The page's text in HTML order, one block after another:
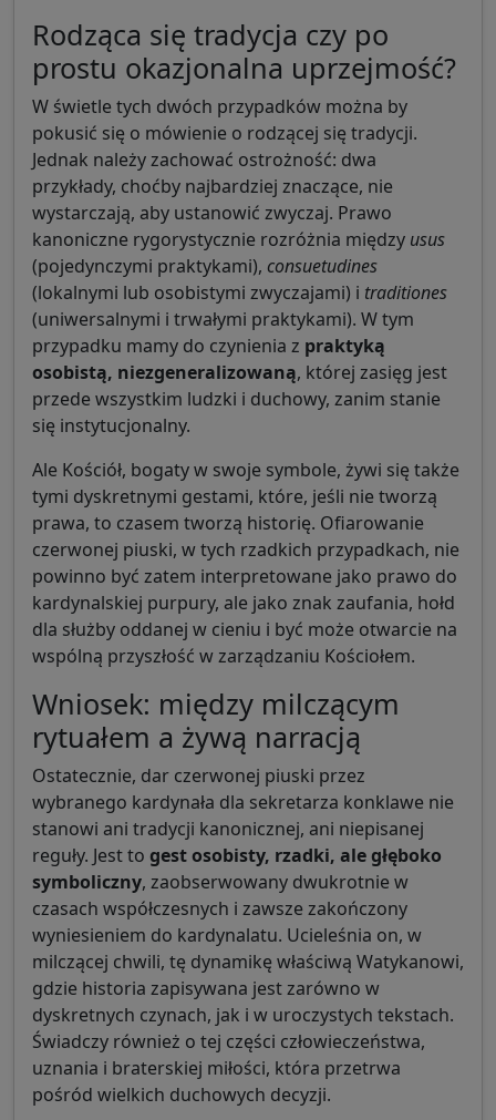
Rodząca się tradycja czy po
prostu okazjonalna uprzejmość?
W świetle tych dwóch przypadków można by
pokusić się o mówienie o rodzącej się tradycji.
Jednak należy zachować ostrożność: dwa
przykłady, choćby najbardziej znaczące, nie
wystarczają, aby ustanowić zwyczaj. Prawo
kanoniczne rygorystycznie rozróżnia między usus
(pojedynczymi praktykami), consuetudines
(lokalnymi lub osobistymi zwyczajami) i traditiones
(uniwersalnymi i trwałymi praktykami). W tym
przypadku mamy do czynienia z praktyką
osobistą, niezgeneralizowaną, której zasięg jest
przede wszystkim ludzki i duchowy, zanim stanie
się instytucjonalny.
Ale Kościół, bogaty w swoje symbole, żywi się także
tymi dyskretnymi gestami, które, jeśli nie tworzą
prawa, to czasem tworzą historię. Ofiarowanie
czerwonej piuski, w tych rzadkich przypadkach, nie
powinno być zatem interpretowane jako prawo do
kardynalskiej purpury, ale jako znak zaufania, hołd
dla służby oddanej w cieniu i być może otwarcie na
wspólną przyszłość w zarządzaniu Kościołem.
Wniosek: między milczącym
rytuałem a żywą narracją
Ostatecznie, dar czerwonej piuski przez
wybranego kardynała dla sekretarza konklawe nie
stanowi ani tradycji kanonicznej, ani niepisanej
reguły. Jest to gest osobisty, rzadki, ale głęboko
symboliczny, zaobserwowany dwukrotnie w
czasach współczesnych i zawsze zakończony
wyniesieniem do kardynalatu. Ucieleśnia on, w
milczącej chwili, tę dynamikę właściwą Watykanowi,
gdzie historia zapisywana jest zarówno w
dyskretnych czynach, jak i w uroczystych tekstach.
Świadczy również o tej części człowieczeństwa,
uznania i braterskiej miłości, która przetrwa
pośród wielkich duchowych decyzji.